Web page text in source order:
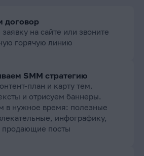
договор
заявку на сайте или звоните
горячую линию
SMM стратегию
план и карту тем.
и отрисуем баннеры.
в нужное время: полезные
инфографику,
продающие посты